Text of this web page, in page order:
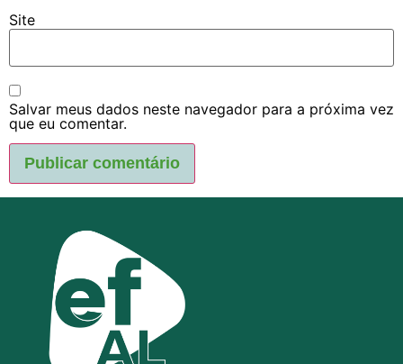
Site
Salvar meus dados neste navegador para a próxima vez
que eu comentar.